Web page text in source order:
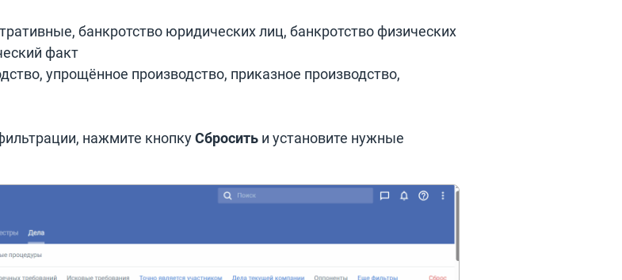
банкротство юридических лиц, банкротство физических
факт
упрощённое производство, приказное производство,
нажмите кнопкуСбросить и установите нужные